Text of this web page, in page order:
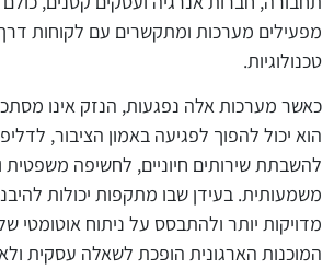
מפעילים מערכות ומתקשרים עם לקוחות
טכנולוגיות.
כאשר מערכות אלה נפגעות, הנזק אינו
הוא יכול להפוך לפגיעה באמון הציבור,
להשבתת שירותים חיוניים, לחשיפה משפטית
משמעותית. בעידן שבו מתקפות יכולות
מדויקות יותר ולהתבסס על ניתוח אוטומטי
המוכנות הארגונית הופכת לשאלה עסקית